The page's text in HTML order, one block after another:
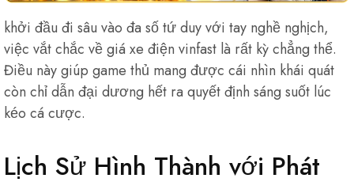
khởi đầu đi sâu vào đa số tứ duy với tay nghề nghịch,
việc vắt chắc về giá xe điện vinfast là rất kỳ chẳng thể.
Điều này giúp game thủ mang được cái nhìn khái quát
còn chỉ dẫn đại dương hết ra quyết định sáng suốt lúc
kéo cá cược.
Lịch Sử Hình Thành với Phát